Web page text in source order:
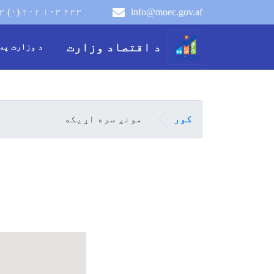
د اقتصاد وزارت
info@moec.gov.af +۹۳ (۰) ۲۰۲ ۱۰۳
navigation menu
د وزارت
کور مونږ سره اړیکه